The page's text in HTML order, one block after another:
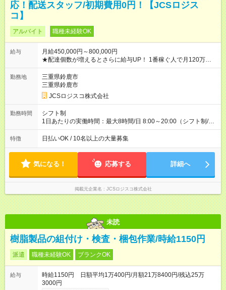
応！配送スタッフ/初期費用0円！【JCSロジス
コ】
アルバイト 職種未経験OK
給与
月給450,000円～800,000円
★配達個数が増えるとさらに給与UP！ 1番稼ぐ人で月120万ほ
ど！ ・主要都市エリア 月収55万円／週5日稼働 月収65万~112
万円／週6日稼働 ・地方郊外エリア 月収40万円／週5日稼働 月
収40万円~50万円／週6日稼働 ＜モデルイメージ＞ ■月収50万
円 (27歳男性/江東区在住)※元建築関係 1日150個配達×25日勤務
(日休み) ■月収80万円(43歳男性/墨田区在住)※元営業 1日200個
勤務地
三重県鈴鹿市
三重県鈴鹿市
JCSロジスコ株式会社
勤務時間
シフト制
1日あたりの実働時間：最大8時間/日 8:00～20:00（シフト制/実
働8時間） ※週5日勤務（場所次第では週4も有り） ※配達状況に
よって時間外での勤務可能性有り ※案件により多少の前後あり
特徴 日払いOK / 10名以上の大量募集
気になる！ 応募する 詳細へ
掲載元企業名 JCSロジスコ株式会社
未読
樹脂製品の組付け・検査・梱包作業/時給1150円
派遣 職種未経験OK ブランクOK
給与
時給1150円 日額平均1万400円/月額21万8400円/残込25万
3000円